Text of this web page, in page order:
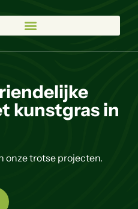
kunstgras in
onze trotse projecten.